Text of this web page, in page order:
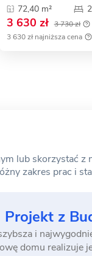
72,40 m²
2
3 630 zł 3 730 zł
3 630 zł najniższa cena
lub skorzystać z
zakres prac i
Projekt z
i
domu realizuje